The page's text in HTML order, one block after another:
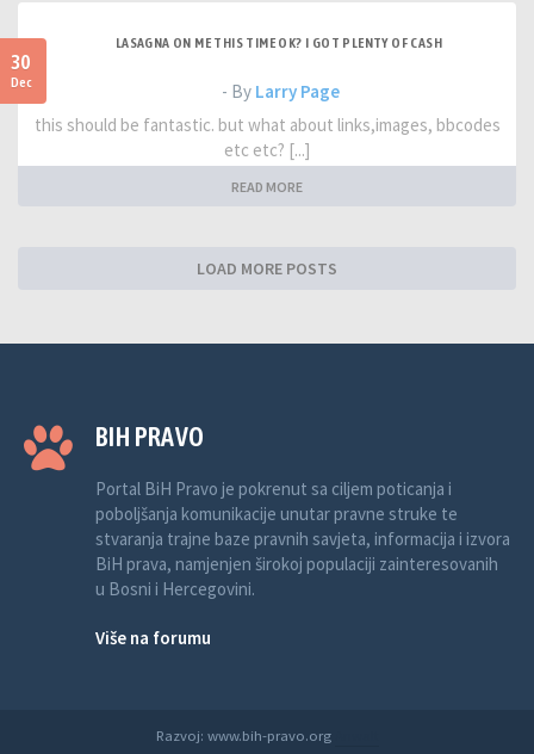
30
Dec
LASAGNA ON ME THIS TIME OK? I GOT PLENTY OF CASH
- By Larry Page
this should be fantastic. but what about links,images, bbcodes
etc etc? [...]
READ MORE
LOAD MORE POSTS
BIH PRAVO
Portal BiH Pravo je pokrenut sa ciljem poticanja i
poboljšanja komunikacije unutar pravne struke te
stvaranja trajne baze pravnih savjeta, informacija i izvora
BiH prava, namjenjen širokoj populaciji zainteresovanih
u Bosni i Hercegovini.
Više na forumu
Razvoj: www.bih-pravo.org